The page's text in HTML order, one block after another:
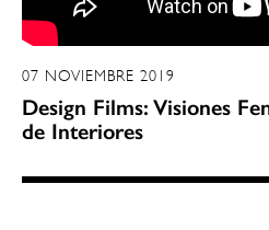
07 NOVIEMBRE 2019
Design Films: Visiones
de Interiores